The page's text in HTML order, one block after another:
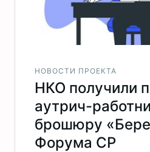
НОВОСТИ ПРОЕКТА
НКО получили
аутрич-
брошюру
Форума СР